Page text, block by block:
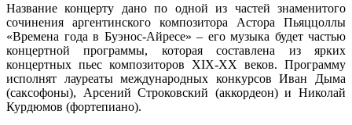
Название концерту дано по одной из частей знаменитого
сочинения аргентинского композитора Астора Пьяццоллы
«Времена года в Буэнос-Айресе» – его музыка будет частью
концертной программы, которая составлена из ярких
концертных пьес композиторов XIX-XX веков. Программу
исполнят лауреаты международных конкурсов Иван Дыма
(саксофоны), Арсений Строковский (аккордеон) и Николай
Курдюмов (фортепиано).